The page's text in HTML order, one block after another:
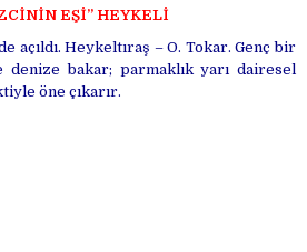
EŞİ” HEYKELİ
açıldı. Heykeltıraş – O. Tokar. Genç bir
bakar; parmaklık yarı dairesel
öne çıkarır.